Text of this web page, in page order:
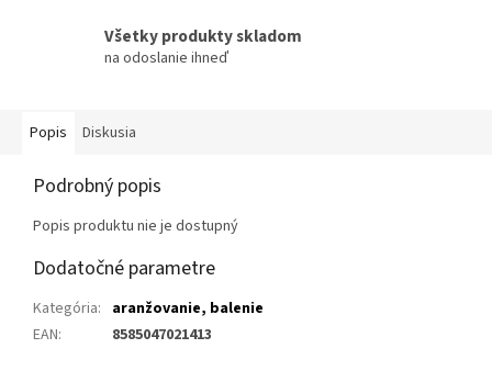
Všetky produkty skladom
na odoslanie ihneď
Popis Diskusia
Podrobný popis
Popis produktu nie je dostupný
Dodatočné parametre
Kategória: aranžovanie, balenie
EAN: 8585047021413